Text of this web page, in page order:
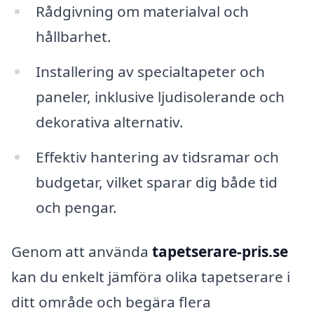
Rådgivning om materialval och
hållbarhet.
Installering av specialtapeter och
paneler, inklusive ljudisolerande och
dekorativa alternativ.
Effektiv hantering av tidsramar och
budgetar, vilket sparar dig både tid
och pengar.
Genom att använda tapetserare-pris.se
kan du enkelt jämföra olika tapetserare i
ditt område och begära flera